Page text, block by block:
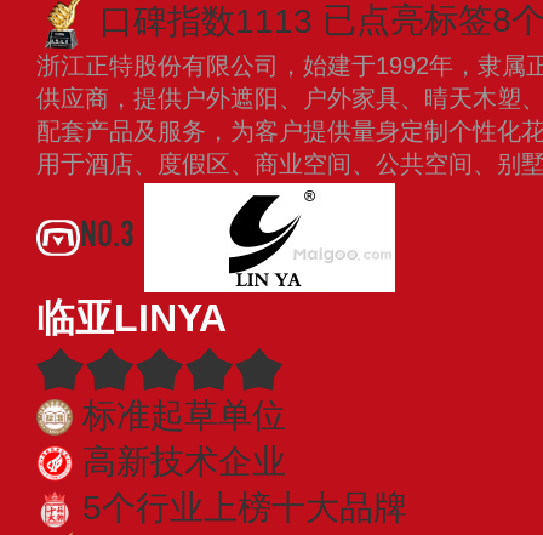
口碑指数1113 已点亮标签8
浙江正特股份有限公司，始建于1992年，隶属
供应商，提供户外遮阳、户外家具、晴天木塑
配套产品及服务，为客户提供量身定制个性化
用于酒店、度假区、商业空间、公共空间、别
NO.3
临亚LINYA
标准起草单位
高新技术企业
5个行业上榜十大品牌